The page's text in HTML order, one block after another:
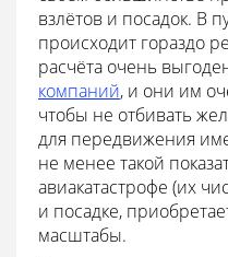
взлётов и посадок. В
происходит гораздо
расчёта очень
компаний, и они им
чтобы не отбивать
для передвижения
не менее такой
авиакатастрофе (их
и посадке,
масштабы.